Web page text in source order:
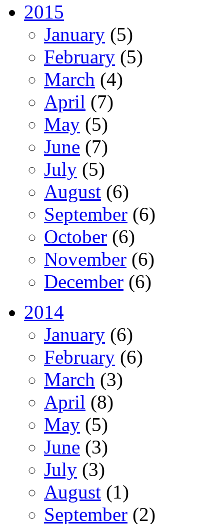
2015
January (5)
February (5)
March (4)
April (7)
May (5)
June (7)
July (5)
August (6)
September (6)
October (6)
November (6)
December (6)
2014
January (6)
February (6)
March (3)
April (8)
May (5)
June (3)
July (3)
August (1)
September (2)